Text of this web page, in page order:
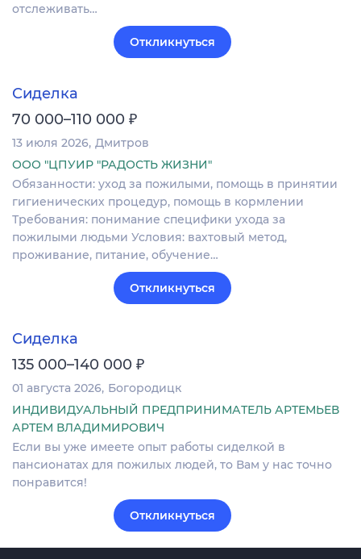
отслеживать…
Откликнуться
Сиделка
70 000–110 000 ₽
13 июля 2026 Дмитров
ООО "ЦПУИР "РАДОСТЬ ЖИЗНИ"
Обязанности: уход за пожилыми, помощь в принятии
гигиенических процедур, помощь в кормлении
Требования: понимание специфики ухода за
пожилыми людьми Условия: вахтовый метод,
проживание, питание, обучение…
Откликнуться
Сиделка
135 000–140 000 ₽
01 августа 2026 Богородицк
ИНДИВИДУАЛЬНЫЙ ПРЕДПРИНИМАТЕЛЬ АРТЕМЬЕВ
АРТЕМ ВЛАДИМИРОВИЧ
Если вы уже имеете опыт работы сиделкой в
пансионатах для пожилых людей, то Вам у нас точно
понравится!
Откликнуться